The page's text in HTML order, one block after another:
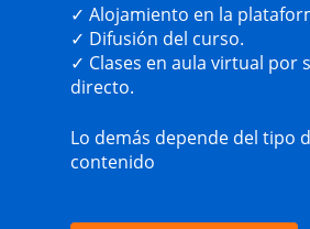
✓ Alojamiento en la
✓ Difusión del curso.
✓ Clases en aula virtual por
directo.
Lo demás depende del tipo
contenido